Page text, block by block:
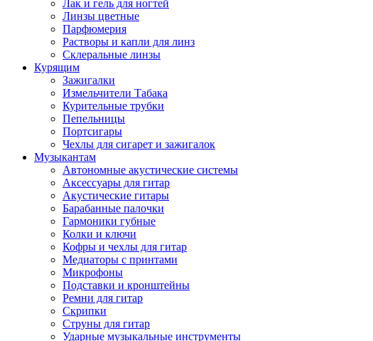
Лак и гель для ногтей
Линзы цветные
Парфюмерия
Растворы и капли для линз
Склеральные линзы
Курящим
Зажигалки
Измельчители Табака
Курительные трубки
Пепельницы
Портсигары
Чехлы для сигарет и зажигалок
Музыкантам
Автономные акустические системы
Аксессуары для гитар
Акустические гитары
Барабанные палочки
Гармоники губные
Колки и ключи
Кофры и чехлы для гитар
Медиаторы с принтами
Микрофоны
Подставки и кронштейны
Ремни для гитар
Скрипки
Струны для гитар
Ударные музыкальные инструменты